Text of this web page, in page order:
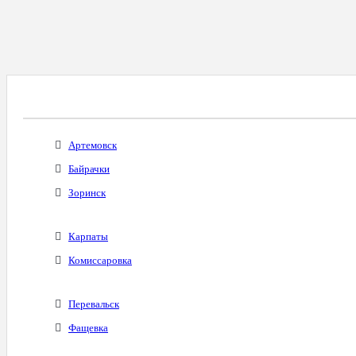
Артемовск
Байрачки
Зоринск
Карпаты
Комиссаровка
Перевальск
Фащевка